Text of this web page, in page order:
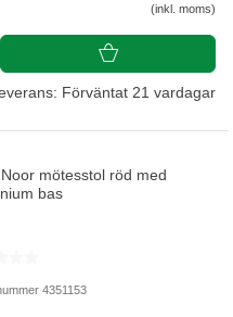
(inkl. moms)
Förväntat 21 vardagar
mötesstol röd med
bas
4351153